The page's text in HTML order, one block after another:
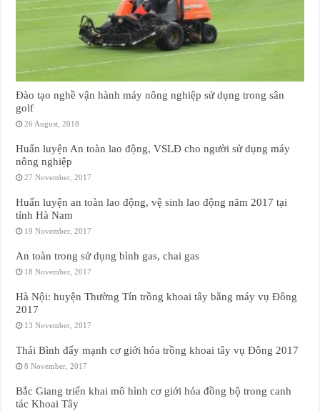
Đào tạo nghề vận hành máy nông nghiệp sử dụng trong sân
golf
26 August, 2018
Huấn luyện An toàn lao động, VSLĐ cho người sử dụng máy
nông nghiệp
27 November, 2017
Huấn luyện an toàn lao động, vệ sinh lao động năm 2017 tại
tỉnh Hà Nam
19 November, 2017
An toàn trong sử dụng bình gas, chai gas
18 November, 2017
Hà Nội: huyện Thường Tín trồng khoai tây bằng máy vụ Đông
2017
13 November, 2017
Thái Bình đẩy mạnh cơ giới hóa trồng khoai tây vụ Đông 2017
8 November, 2017
Bắc Giang triển khai mô hình cơ giới hóa đồng bộ trong canh
tác Khoai Tây